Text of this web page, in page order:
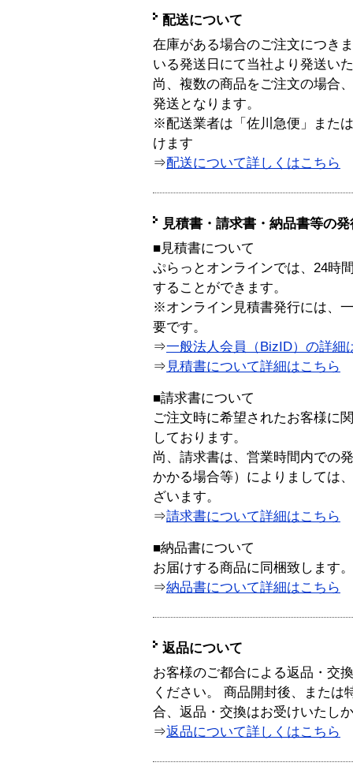
配送について
在庫がある場合のご注文につき
いる発送日にて当社より発送い
尚、複数の商品をご注文の場合
発送となります。
※配送業者は「佐川急便」また
けます
⇒配送について詳しくはこちら
見積書・請求書・納品書等の
■見積書について
ぷらっとオンラインでは、24時
することができます。
※オンライン見積書発行には、
要です。
⇒一般法人会員（BizID）の詳細
⇒ 見積書について詳細はこちら
■請求書について
ご注文時に希望されたお客様に
しております。
尚、請求書は、営業時間内での
かかる場合等）によりましては
ざいます。
⇒請求書について詳細はこちら
■納品書について
お届けする商品に同梱致します。
⇒納品書について詳細はこちら
返品について
お客様のご都合による返品・交
ください。 商品開封後、または
合、返品・交換はお受けいたし
⇒返品について詳しくはこちら